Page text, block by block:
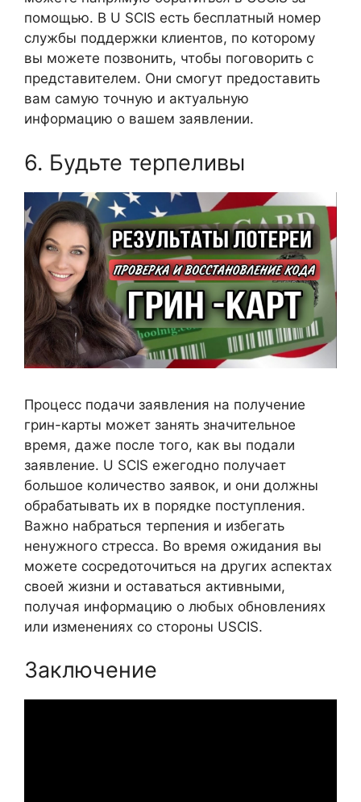
помощью. В U SCIS есть бесплатный номер
службы поддержки клиентов, по которому
вы можете позвонить, чтобы поговорить с
представителем. Они смогут предоставить
вам самую точную и актуальную
информацию о вашем заявлении.
6. Будьте терпеливы
Процесс подачи заявления на получение
грин-карты может занять значительное
время, даже после того, как вы подали
заявление. U SCIS ежегодно получает
большое количество заявок, и они должны
обрабатывать их в порядке поступления.
Важно набраться терпения и избегать
ненужного стресса. Во время ожидания вы
можете сосредоточиться на других аспектах
своей жизни и оставаться активными,
получая информацию о любых обновлениях
или изменениях со стороны USCIS.
Заключение